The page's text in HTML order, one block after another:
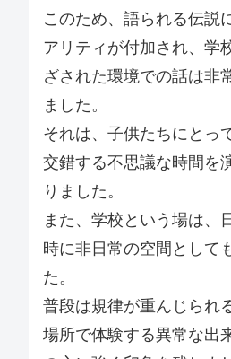
このため、語られる伝説
アリティが付加され、学
ざされた環境での話は非
ました。
それは、子供たちにとっ
交錯する不思議な時間を
りました。
また、学校という場は、
時に非日常の空間として
た。
普段は規律が重んじられ
場所で体験する異常な出